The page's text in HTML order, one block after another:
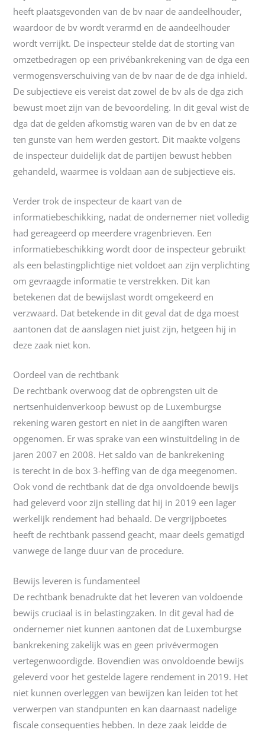
heeft plaatsgevonden van de bv naar de aandeelhouder,
waardoor de bv wordt verarmd en de aandeelhouder
wordt verrijkt. De inspecteur stelde dat de storting van
omzetbedragen op een privébankrekening van de dga een
vermogensverschuiving van de bv naar de de dga inhield.
De subjectieve eis vereist dat zowel de bv als de dga zich
bewust moet zijn van de bevoordeling. In dit geval wist de
dga dat de gelden afkomstig waren van de bv en dat ze
ten gunste van hem werden gestort. Dit maakte volgens
de inspecteur duidelijk dat de partijen bewust hebben
gehandeld, waarmee is voldaan aan de subjectieve eis.
Verder trok de inspecteur de kaart van de
informatiebeschikking, nadat de ondernemer niet volledig
had gereageerd op meerdere vragenbrieven. Een
informatiebeschikking wordt door de inspecteur gebruikt
als een belastingplichtige niet voldoet aan zijn verplichting
om gevraagde informatie te verstrekken. Dit kan
betekenen dat de bewijslast wordt omgekeerd en
verzwaard. Dat betekende in dit geval dat de dga moest
aantonen dat de aanslagen niet juist zijn, hetgeen hij in
deze zaak niet kon.
Oordeel van de rechtbank
De rechtbank overwoog dat de opbrengsten uit de
nertsenhuidenverkoop bewust op de Luxemburgse
rekening waren gestort en niet in de aangiften waren
opgenomen. Er was sprake van een winstuitdeling in de
jaren 2007 en 2008. Het saldo van de bankrekening
is terecht in de box 3-heffing van de dga meegenomen.
Ook vond de rechtbank dat de dga onvoldoende bewijs
had geleverd voor zijn stelling dat hij in 2019 een lager
werkelijk rendement had behaald. De vergrijpboetes
heeft de rechtbank passend geacht, maar deels gematigd
vanwege de lange duur van de procedure.
Bewijs leveren is fundamenteel
De rechtbank benadrukte dat het leveren van voldoende
bewijs cruciaal is in belastingzaken. In dit geval had de
ondernemer niet kunnen aantonen dat de Luxemburgse
bankrekening zakelijk was en geen privévermogen
vertegenwoordigde. Bovendien was onvoldoende bewijs
geleverd voor het gestelde lagere rendement in 2019. Het
niet kunnen overleggen van bewijzen kan leiden tot het
verwerpen van standpunten en kan daarnaast nadelige
fiscale consequenties hebben. In deze zaak leidde de